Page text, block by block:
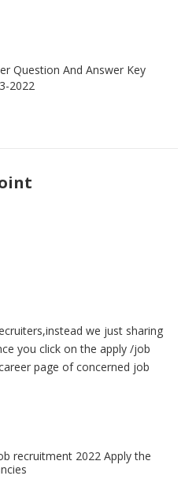
Question And Answer Key
2022
we just sharing
you click on the apply /job
page of concerned job
recruitment 2022 Apply the